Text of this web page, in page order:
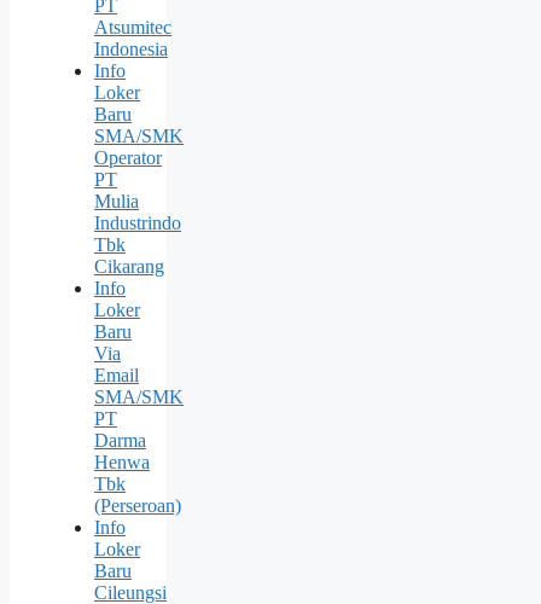
PT
Atsumitec
Indonesia
Info
Loker
Baru
SMA/SMK
Operator
PT
Mulia
Industrindo
Tbk
Cikarang
Info
Loker
Baru
Via
Email
SMA/SMK
PT
Darma
Henwa
Tbk
(Perseroan)
Info
Loker
Baru
Cileungsi